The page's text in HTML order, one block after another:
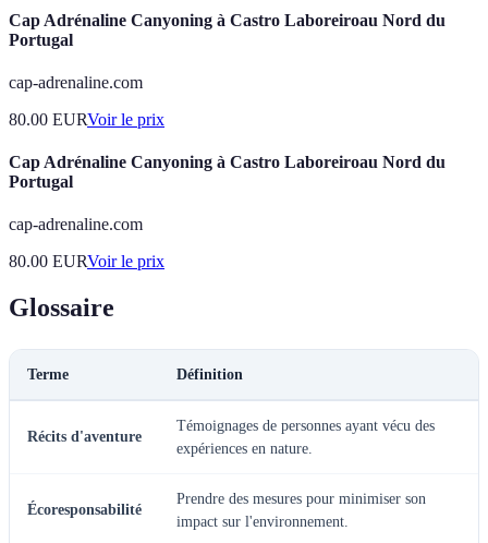
Cap Adrénaline Canyoning à Castro Laboreiroau Nord du
Portugal
cap-adrenaline.com
80.00 EURVoir le prix
Cap Adrénaline Canyoning à Castro Laboreiroau Nord du
Portugal
cap-adrenaline.com
80.00 EURVoir le prix
Glossaire
Terme Définition
Récits d'aventure
Témoignages de personnes ayant vécu des
expériences en nature.
Écoresponsabilité
Prendre des mesures pour minimiser son
impact sur l'environnement.